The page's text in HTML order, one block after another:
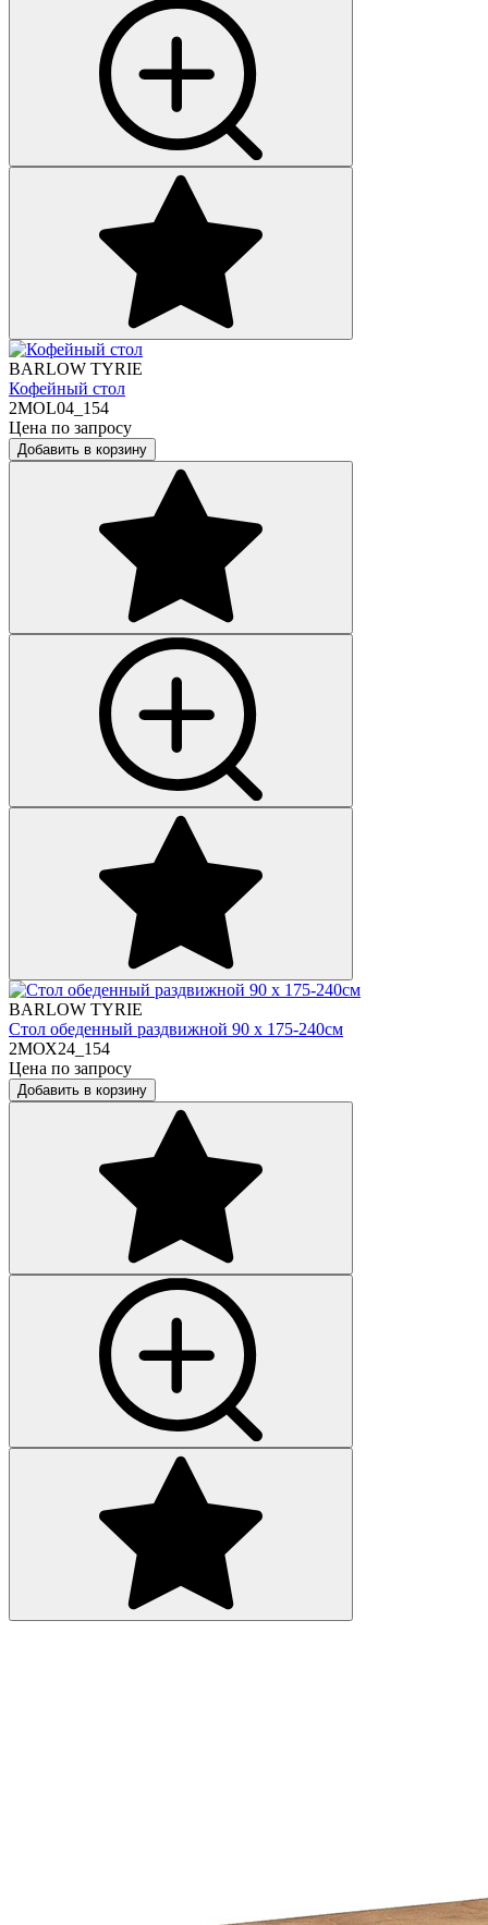
BARLOW TYRIE
Кофейный стол
2MOL04_154
Цена по запросу
Добавить в корзину
BARLOW TYRIE
Стол обеденный раздвижной 90 х 175-240см
2МОХ24_154
Цена по запросу
Добавить в корзину